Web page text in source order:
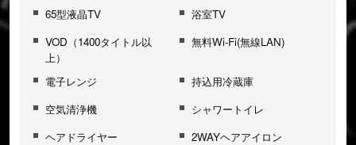
65型液晶TV
浴室TV
VOD（1400タイトル以
上）
無料Wi-Fi(無線LAN)
電子レンジ
持込用冷蔵庫
空気清浄機
シャワートイレ
ヘアドライヤー
2WAYヘアアイロン